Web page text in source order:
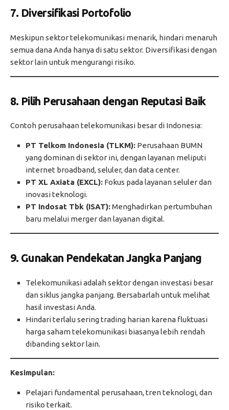
7. Diversifikasi Portofolio
Meskipun sektor telekomunikasi menarik, hindari menaruh
semua dana Anda hanya di satu sektor. Diversifikasi dengan
sektor lain untuk mengurangi risiko.
8. Pilih Perusahaan dengan Reputasi Baik
Contoh perusahaan telekomunikasi besar di Indonesia:
PT Telkom Indonesia (TLKM): Perusahaan BUMN
yang dominan di sektor ini, dengan layanan meliputi
internet broadband, seluler, dan data center.
PT XL Axiata (EXCL): Fokus pada layanan seluler dan
inovasi teknologi.
PT Indosat Tbk (ISAT):Menghadirkan pertumbuhan
baru melalui merger dan layanan digital.
9. Gunakan Pendekatan Jangka Panjang
Telekomunikasi adalah sektor dengan investasi besar
dan siklus jangka panjang. Bersabarlah untuk melihat
hasil investasi Anda.
Hindari terlalu sering trading harian karena fluktuasi
harga saham telekomunikasi biasanya lebih rendah
dibanding sektor lain.
Kesimpulan:
Pelajari fundamental perusahaan, tren teknologi, dan
risiko terkait.